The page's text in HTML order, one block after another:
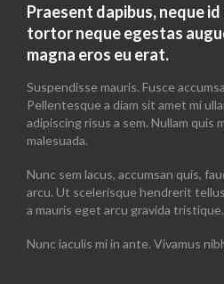
Praesent dapibus, neque
tortor neque egestas
magna eros eu erat.
Suspendisse mauris. Fusce
Pellentesque a diam sit amet mi
adipiscing risus a sem. Nullam quis
malesuada.
Nunc sem lacus, accumsan quis,
arcu. Ut scelerisque hendrerit
a mauris eget arcu gravida tristique.
Nunc iaculis mi in ante. Vivamus